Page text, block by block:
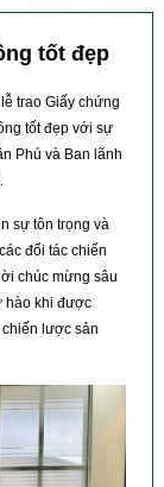
tốt đẹp
trao Giấy chứng
tốt đẹp với sự
Phú và Ban lãnh
sự tôn trọng và
đối tác chiến
chúc mừng sâu
hào khi được
lược sản